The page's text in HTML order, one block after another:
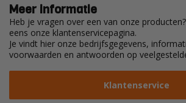
Meer informatie
Heb je vragen over een van onze
eens onze klantenservicepagina.
Je vindt hier onze bedrijfsgegevens,
voorwaarden en antwoorden op
Klantenservice